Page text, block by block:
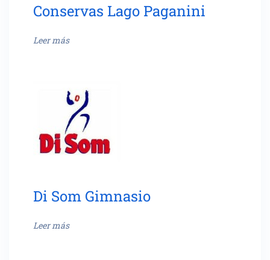
Conservas Lago Paganini
Leer más
Di Som Gimnasio
Leer más